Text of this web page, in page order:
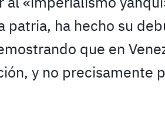
patria, ha hecho su
que en
y no precisamente